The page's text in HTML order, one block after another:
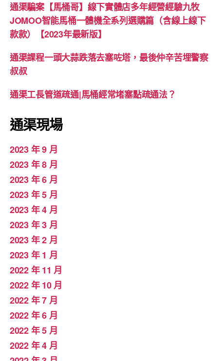
通渠騙案【馬桶哥】線下實體店多年經營經驗九牧
JOMOO智能馬桶一體機全系列選購篇（含線上線下
款款）【2023年最新版】
通渠課程一頭大蒜跌落去塞咗塔，最後仲辛苦埋警察
叔叔
通渠工長管道疏通|馬桶經常堵塞點疏通法？
通渠現場
2023 年 9 月
2023 年 8 月
2023 年 6 月
2023 年 5 月
2023 年 4 月
2023 年 3 月
2023 年 2 月
2023 年 1 月
2022 年 11 月
2022 年 10 月
2022 年 7 月
2022 年 6 月
2022 年 5 月
2022 年 4 月